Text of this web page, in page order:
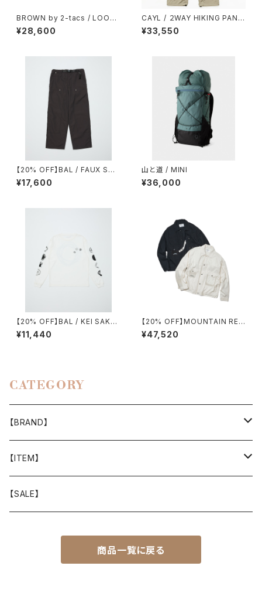
BROWN by 2-tacs / LOOSE
SHORTS（NYLON）
¥28,600
CAYL / ２WAY HIKING PANT
S（BEIGE）
¥33,550
【20% OFF】BAL / FAUX STI
TCH CARPENTER PANT
¥17,600
山と道 / MINI
¥36,000
【20% OFF】BAL / KEI SAKA
WAKI 2
¥11,440
【20% OFF】MOUNTAIN RES
EARCH / TYPE Ⅱ
¥47,520
CATEGORY
【BRAND】
山と道
T-SHIRT
迷迭香
【ITEM】
WEAR
【SALE】
商品一覧に戻る